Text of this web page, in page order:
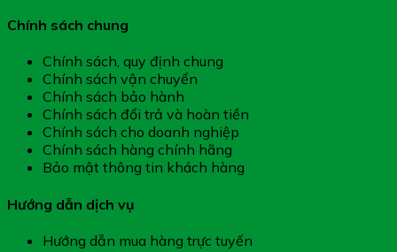
Chính sách chung
Chính sách, quy định chung
Chính sách vận chuyển
Chính sách bảo hành
Chính sách đổi trả và hoàn tiền
Chính sách cho doanh nghiệp
Chính sách hàng chính hãng
Bảo mật thông tin khách hàng
Hướng dẫn dịch vụ
Hướng dẫn mua hàng trực tuyến